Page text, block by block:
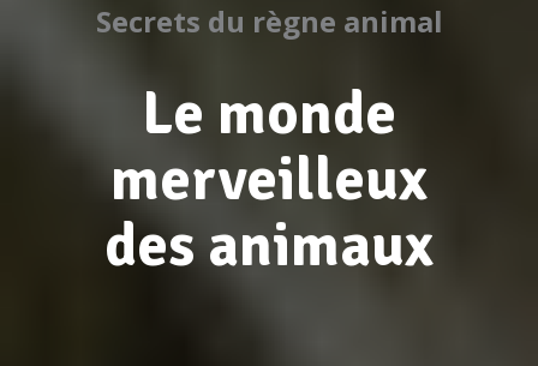
Secrets du règne animal
Le monde
merveilleux
des animaux